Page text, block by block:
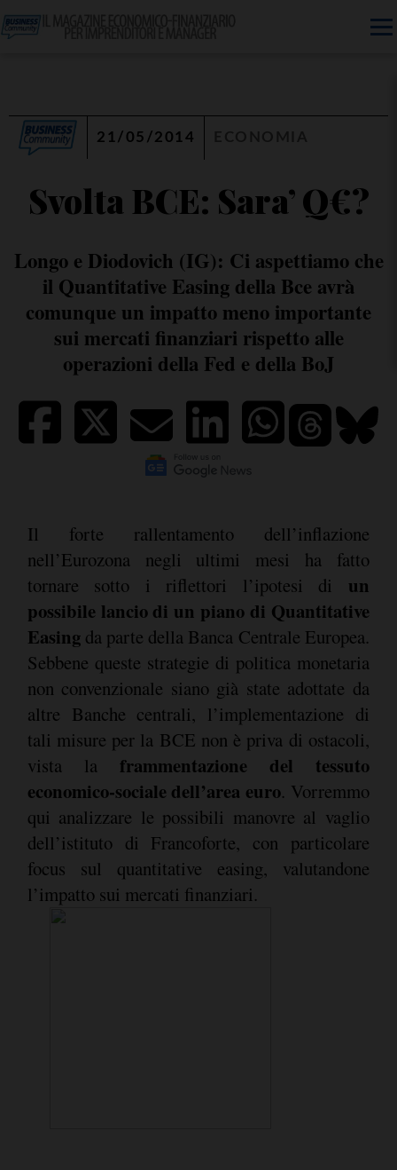
21/05/2014
Svolta BCE: Sara’ Q€?
Longo e Diodovich (IG): Ci aspettiamo che
il Quantitative Easing della Bce avrà
comunque un impatto meno importante
sui mercati finanziari rispetto alle
operazioni della Fed e della BoJ
Il forte rallentamento dell’inflazione
nell’Eurozona negli ultimi mesi ha fatto
tornare sotto i riflettori l’ipotesi di un
possibile lancio di un piano di Quantitative
Easingda parte della Banca Centrale Europea.
Sebbene queste strategie di politica monetaria
non convenzionale siano già state adottate da
altre Banche centrali, l’implementazione di
tali misure per la BCE non è priva di ostacoli,
vista la frammentazione del tessuto
economico-sociale dell’area euro. Vorremmo
qui analizzare le possibili manovre al vaglio
dell’istituto di Francoforte, con particolare
focus sul quantitative easing, valutandone
l’impatto sui mercati finanziari.